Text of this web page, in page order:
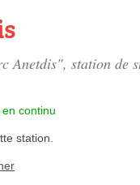
Anetdis", station de
continu
station.